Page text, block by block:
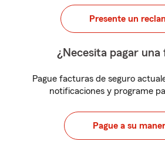
Presente un
¿Necesita pagar una
Pague facturas de seguro
notificaciones y programe
Pague a su